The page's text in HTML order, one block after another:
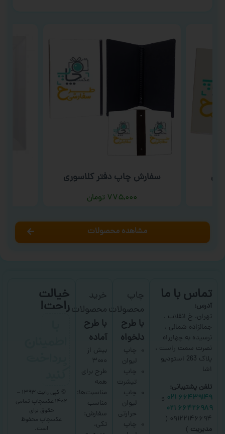
سفارش چاپ دفتر کلاسوری
۷۷۵,۰۰۰ تومان
مشاهده محصولات
تماس با ما
آدرس:
تهران، خ انقلاب ،
جمالزاده شمالی ،
نرسیده به چهارراه
نصرت سمت راست ،
پلاک 263 استودیو
اشا
تلفن پشتیبانی:
۶۶۴۳۹۱۴۹ ۰۲۱
و
۶۶۴۲۶۹۸۹ ۰۲۱
۰۹۱۲۲۱۴۶۶۹۴ (
مدیریت )
چاپ
محصولات
با طرح
دلخواه
چاپ
لیوان
چاپ
تیشرت
چاپ
لیوان
حرارتی
چاپ
خرید
محصولات
با طرح
آماده
بیش از
۳۰۰۰
طرح برای
همه
مناسبت‌ها؛
مناسب
سفارش:
تکی،
خیالت
راحت!
۱۴۰۲ عکسچاپ
تمامی
حقوق برای
عکسچاپ محفوظ
است.